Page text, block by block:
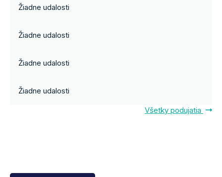
Žiadne udalosti
Žiadne udalosti
Žiadne udalosti
Žiadne udalosti
Všetky podujatia